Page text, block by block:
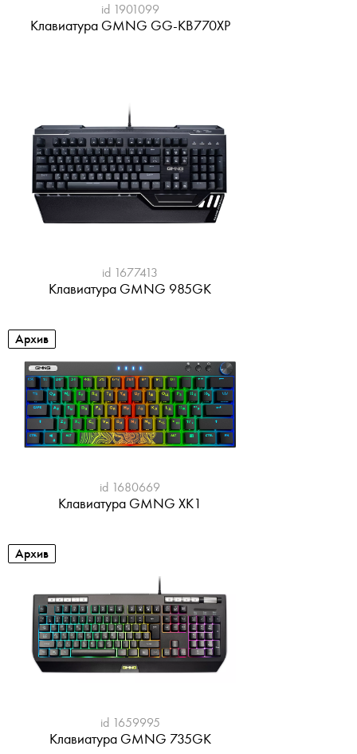
id 1901099
Клавиатура GMNG GG-KB770XP
id 1677413
Клавиатура GMNG 985GK
Архив
id 1680669
Клавиатура GMNG XK1
Архив
id 1659995
Клавиатура GMNG 735GK